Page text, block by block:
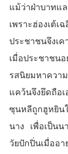
แม้ว่าฝ่าบาท
เพราะฮ่องเต้
ประชาชนจึงเค
เมื่อประชาชน
รสนิยมหาควา
แคว้นจึงยึดถือเ
ซุนหลีถูกฮูหยิน
นาง เพื่อเป็นน
วัยปักปิ่นเมื่ออ